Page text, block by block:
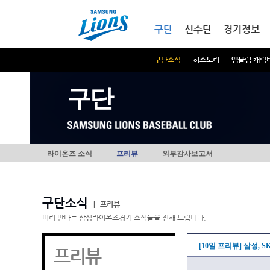
구단
구단소식 히스토리 엠블럼 캐릭
선수단 경기정보
구단
라이온즈 소식 프리뷰 외부감사보고서
구단소식
프리뷰
미리 만나는 삼성라이온즈경기 소식들을 전해 드립니다.
프리뷰 [10일 프리뷰] 삼성,